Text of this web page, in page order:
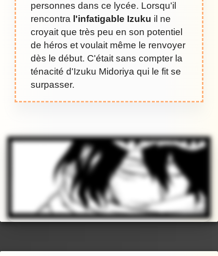
personnes dans ce lycée. Lorsqu'il
rencontra l'infatigable Izuku il ne
croyait que très peu en son potentiel
de héros et voulait même le renvoyer
dès le début. C'était sans compter la
ténacité d'Izuku Midoriya qui le fit se
surpasser.